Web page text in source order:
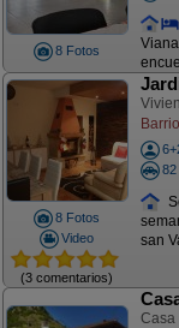
8 Fotos
8 Fotos
Video
(3 comentarios)
82
san
Casa